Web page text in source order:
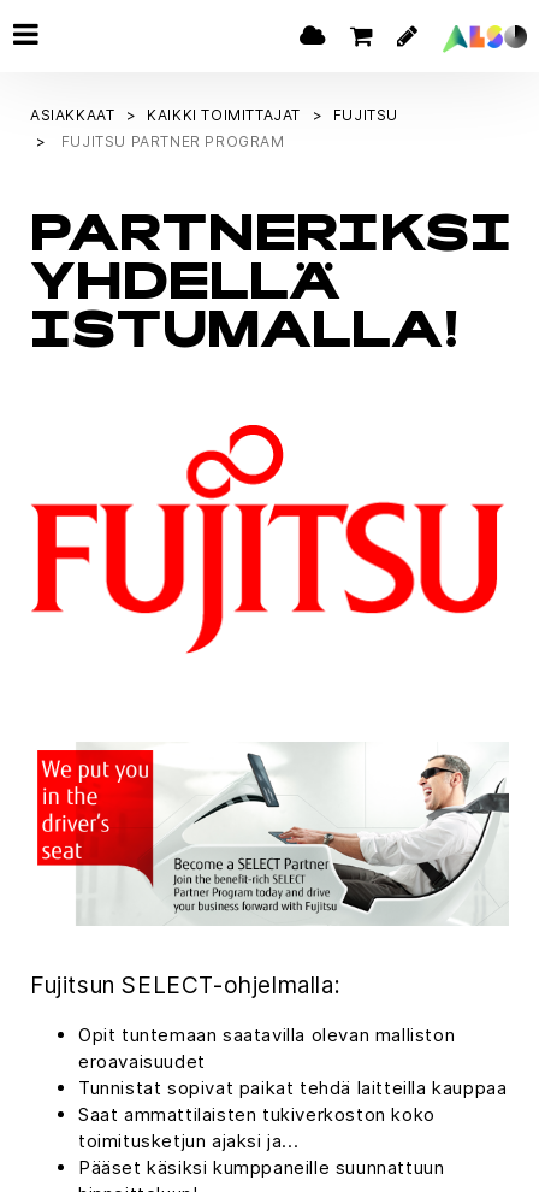
ASIAKKAAT KAIKKI TOIMITTAJAT
FUJITSU
FUJITSU PARTNER PROGRAM
PARTNERIKSI
YHDELLÄ
ISTUMALLA!
Fujitsun SELECT-ohjelmalla:
Opit tuntemaan saatavilla olevan malliston
eroavaisuudet
Tunnistat sopivat paikat tehdä laitteilla kauppaa
Saat ammattilaisten tukiverkoston koko
toimitusketjun ajaksi ja...
Pääset käsiksi kumppaneille suunnattuun